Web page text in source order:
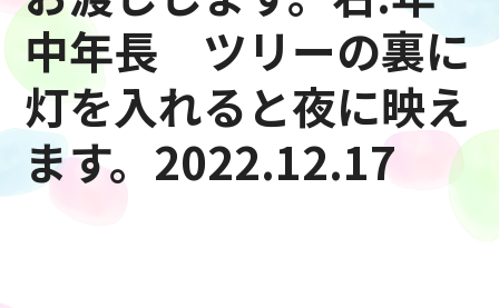
中年長 ツリーの裏に
灯を入れると夜に映え
ます。2022.12.17